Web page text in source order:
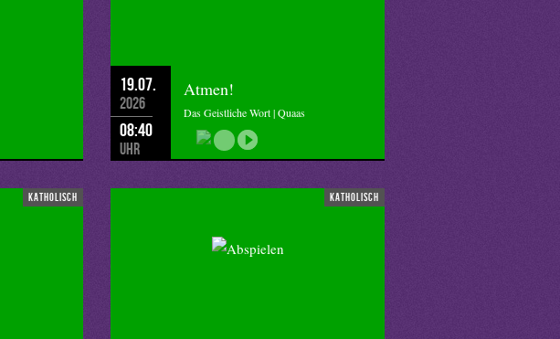
19.07.
2026
08:40
Uhr
Atmen!
Das Geistliche Wort | Quaas
katholisch katholisch